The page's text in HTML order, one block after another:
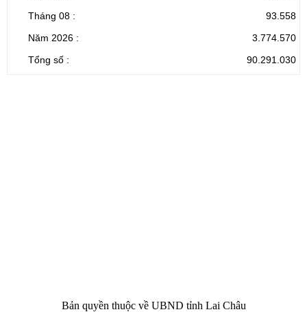
Tháng 08 :
93.558
Năm 2026 :
3.774.570
Tổng số :
90.291.030
Bản quyền thuộc về UBND tỉnh Lai Châu